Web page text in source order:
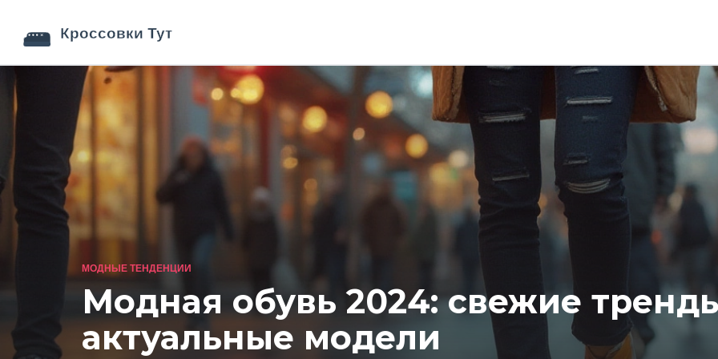
МОДНЫЕ ТЕНДЕНЦИИ
Модная обувь 2024: свежие
актуальные модели